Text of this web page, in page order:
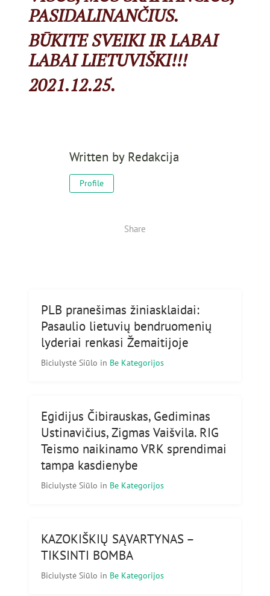
PASIDALINANČIUS.
BŪKITE SVEIKI IR LABAI
LABAI LIETUVIŠKI!!!
2021.12.25.
Written by Redakcija
Profile
Share
PLB pranešimas žiniasklaidai:
Pasaulio lietuvių bendruomenių
lyderiai renkasi Žemaitijoje
Biciulystė Siūlo in Be Kategorijos
Egidijus Čibirauskas, Gediminas
Ustinavičius, Zigmas Vaišvila. RIG
Teismo naikinamo VRK sprendimai
tampa kasdienybe
Biciulystė Siūlo in Be Kategorijos
KAZOKIŠKIŲ SĄVARTYNAS –
TIKSINTI BOMBA
Biciulystė Siūlo in Be Kategorijos